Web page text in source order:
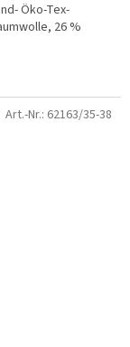
Öko-Tex-
26 %
Art.-Nr.: 62163/35-38